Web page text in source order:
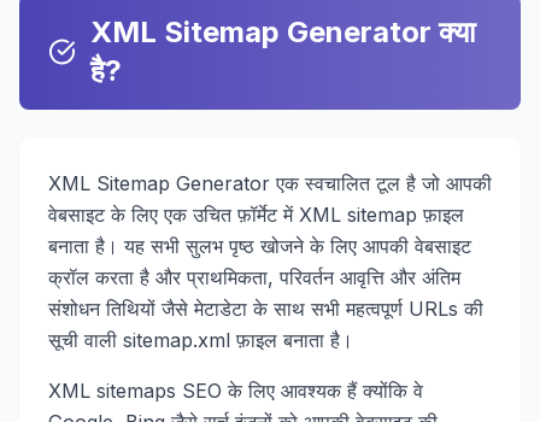
XML Sitemap Generator क्या
है?
XML Sitemap Generator एक स्वचालित टूल है जो आपकी
वेबसाइट के लिए एक उचित फ़ॉर्मेट में XML sitemap फ़ाइल
बनाता है। यह सभी सुलभ पृष्ठ खोजने के लिए आपकी वेबसाइट
क्रॉल करता है और प्राथमिकता, परिवर्तन आवृत्ति और अंतिम
संशोधन तिथियों जैसे मेटाडेटा के साथ सभी महत्वपूर्ण URLs की
सूची वाली sitemap.xml फ़ाइल बनाता है।
XML sitemaps SEO के लिए आवश्यक हैं क्योंकि वे